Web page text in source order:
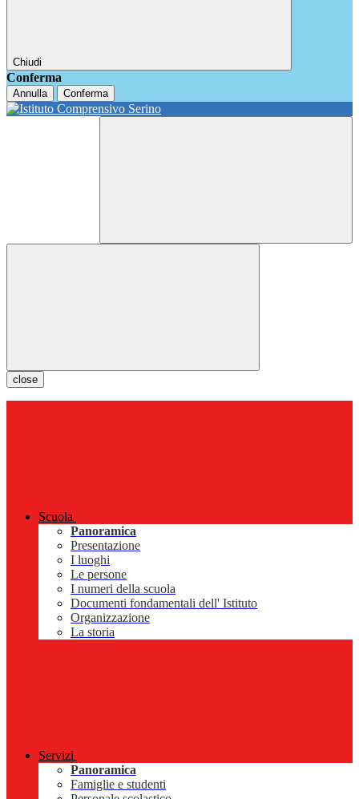
Chiudi
Conferma
Annulla Conferma
close
Scuola
Panoramica
Presentazione
I luoghi
Le persone
I numeri della scuola
Documenti fondamentali dell' Istituto
Organizzazione
La storia
Servizi
Panoramica
Famiglie e studenti